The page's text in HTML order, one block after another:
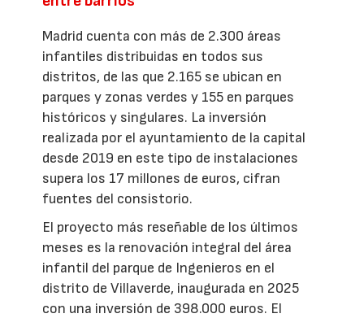
Madrid cuenta con más de 2.300 áreas
infantiles distribuidas en todos sus
distritos, de las que 2.165 se ubican en
parques y zonas verdes y 155 en parques
históricos y singulares. La inversión
realizada por el ayuntamiento de la capital
desde 2019 en este tipo de instalaciones
supera los 17 millones de euros, cifran
fuentes del consistorio.
El proyecto más reseñable de los últimos
meses es la renovación integral del área
infantil del parque de Ingenieros en el
distrito de Villaverde, inaugurada en 2025
con una inversión de 398.000 euros. El